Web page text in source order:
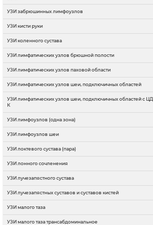
УЗИ забрюшинных лимфоузлов
УЗИ кисти руки
УЗИ коленного сустава
УЗИ лимфатических узлов брюшной полости
УЗИ лимфатических узлов паховой области
УЗИ лимфатических узлов шеи, подключичных областей
УЗИ лимфатических узлов шеи, подключичных областей с ЦД
К
УЗИ лимфоузлов (одна зона)
УЗИ лимфоузлов шеи
УЗИ локтевого сустава (пара)
УЗИ лонного сочленения
УЗИ лучезапястного сустава
УЗИ лучезапястных суставов и суставов кистей
УЗИ малого таза
УЗИ малого таза трансабдоминальное